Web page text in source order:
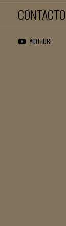
CONTACTO
YOUTUBE